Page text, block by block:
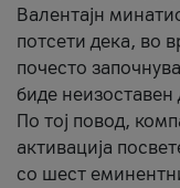
Валентајн
потсети дека, во
почесто
биде неизоставен
По тој повод,
активација
со шест